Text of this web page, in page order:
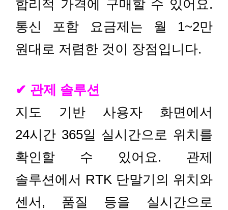
합리적 가격에 구매할 수 있어요.
통신 포함 요금제는 월 1~2만
원대로 저렴한 것이 장점입니다.
✔ 관제 솔루션
지도 기반 사용자 화면에서
24시간 365일 실시간으로 위치를
확인할 수 있어요. 관제
솔루션에서 RTK 단말기의 위치와
센서, 품질 등을 실시간으로